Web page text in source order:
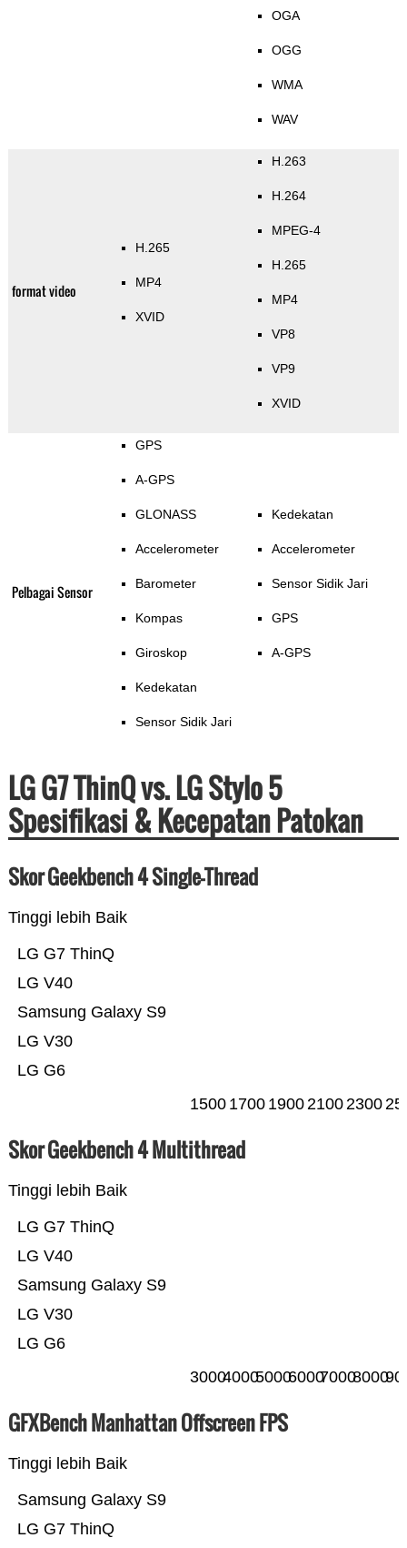
OGA
OGG
WMA
WAV
format video
H.265
MP4
XVID
H.263
H.264
MPEG-4
H.265
MP4
VP8
VP9
XVID
Pelbagai Sensor
GPS
A-GPS
GLONASS
Accelerometer
Barometer
Kompas
Giroskop
Kedekatan
Sensor Sidik Jari
Kedekatan
Accelerometer
Sensor Sidik Jari
GPS
A-GPS
LG G7 ThinQ vs. LG Stylo 5
Spesifikasi & Kecepatan Patokan
Skor Geekbench 4 Single-Thread
Tinggi lebih Baik
LG G6
LG V30
Samsung Galaxy S9
LG V40
LG G7 ThinQ
1500 1700 190021002300
Skor Geekbench 4 Multithread
Tinggi lebih Baik
LG G6
LG V30
Samsung Galaxy S9
LG V40
LG G7 ThinQ
300040005000600070008000
GFXBench Manhattan Offscreen FPS
Tinggi lebih Baik
LG G7 ThinQ
Samsung Galaxy S9